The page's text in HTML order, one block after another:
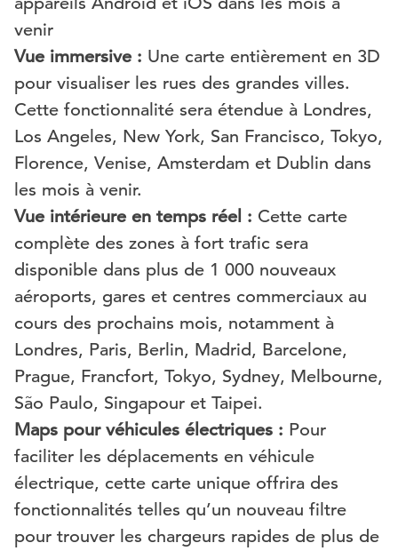
venir
Vue immersive : Une carte entièrement en 3D
pour visualiser les rues des grandes villes.
Cette fonctionnalité sera étendue à Londres,
Los Angeles, New York, San Francisco, Tokyo,
Florence, Venise, Amsterdam et Dublin dans
les mois à venir.
Vue intérieure en temps réel : Cette carte
complète des zones à fort trafic sera
disponible dans plus de 1 000 nouveaux
aéroports, gares et centres commerciaux au
cours des prochains mois, notamment à
Londres, Paris, Berlin, Madrid, Barcelone,
Prague, Francfort, Tokyo, Sydney, Melbourne,
São Paulo, Singapour et Taipei.
Maps pour véhicules électriques : Pour
faciliter les déplacements en véhicule
électrique, cette carte unique offrira des
fonctionnalités telles qu’un nouveau filtre
pour trouver les chargeurs rapides de plus de